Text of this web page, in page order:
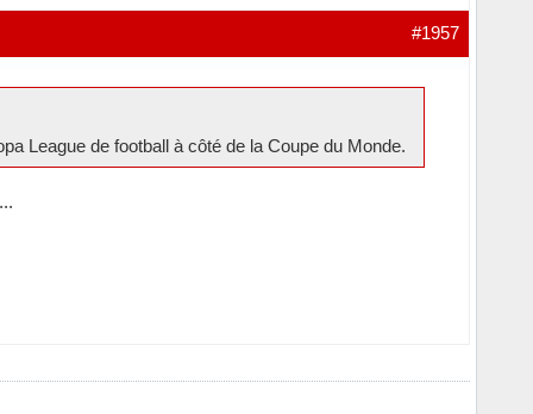
#1957
League de football à côté de la Coupe du Monde.